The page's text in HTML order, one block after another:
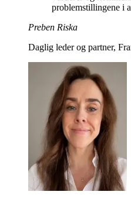
problemstillingene i
Preben Riska
Daglig leder og partner,